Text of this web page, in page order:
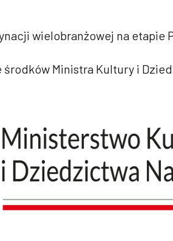
wielobranżowej na etapie
środków Ministra Kultury i